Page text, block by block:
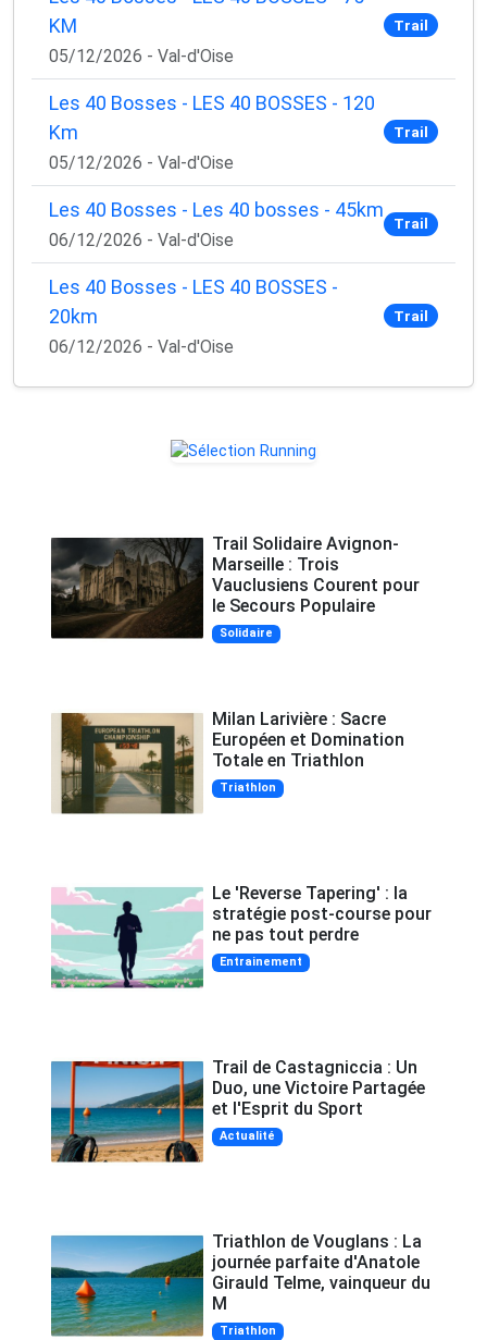
KM
05/12/2026 - Val-d'Oise
Trail
Les 40 Bosses - LES 40 BOSSES - 120
Km
05/12/2026 - Val-d'Oise
Trail
Les 40 Bosses - Les 40 bosses - 45km
06/12/2026 - Val-d'Oise
Trail
Les 40 Bosses - LES 40 BOSSES -
20km
06/12/2026 - Val-d'Oise
Trail
Trail Solidaire Avignon-
Marseille : Trois
Vauclusiens Courent pour
le Secours Populaire
Solidaire
Milan Larivière : Sacre
Européen et Domination
Totale en Triathlon
Triathlon
Le 'Reverse Tapering' : la
stratégie post-course pour
ne pas tout perdre
Entrainement
Trail de Castagniccia : Un
Duo, une Victoire Partagée
et l'Esprit du Sport
Actualité
Triathlon de Vouglans : La
journée parfaite d'Anatole
Girauld Telme, vainqueur du
M
Triathlon